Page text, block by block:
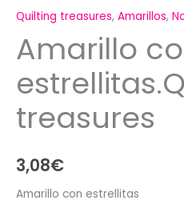
Quilting treasures, Amarillos,
Amarillo
treasures
3,08€
Amarillo con estrellitas